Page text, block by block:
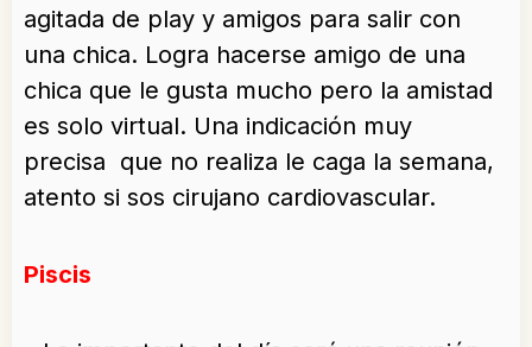
agitada de play y amigos para salir con
una chica. Logra hacerse amigo de una
chica que le gusta mucho pero la amistad
es solo virtual. Una indicación muy
precisa que no realiza le caga la semana,
atento si sos cirujano cardiovascular.
Piscis